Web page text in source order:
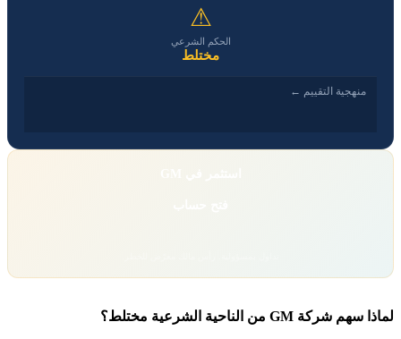
⚠
الحكم الشرعي
مختلط
منهجية التقييم ←
لماذا سهم شركة GM من الناحية الشرعية مختلط؟